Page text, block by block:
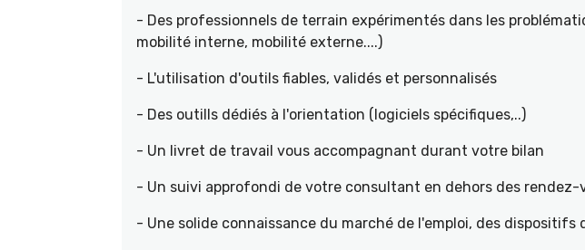
- Des professionnels de terrain expérimentés dans les
mobilité interne, mobilité externe....)
- L'utilisation d'outils fiables, validés et personnalisés
- Des outills dédiés à l'orientation (logiciels spécifiques,..)
- Un livret de travail vous accompagnant durant votre bilan
- Un suivi approfondi de votre consultant en dehors des rendez-
- Une solide connaissance du marché de l'emploi, des